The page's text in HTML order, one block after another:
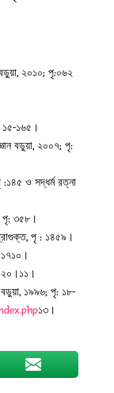
বড়ুয়া, ২০১০; পৃ:০৬২
১৫-১৬৫।
বড়ুয়া, ২০০৭; পৃ:
:১৪৫ ও সদ্ধর্ম রত্না
পৃ: ৩৫৮।
পৃ : ১৪৫৯।
বড়ুয়া, ১৯৯৬; পৃ: ১৮-
১৩।